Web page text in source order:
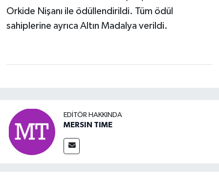
Orkide Nişanı ile ödüllendirildi. Tüm ödül
sahiplerine ayrıca Altın Madalya verildi.
EDITÖR HAKKINDA
MERSIN TIME